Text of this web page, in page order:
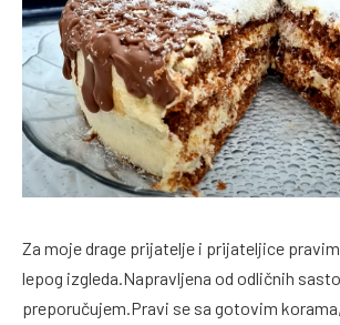
Za moje drage prijatelje i prijateljice
lepog izgleda.Napravljena od odličnih
preporučujem.Pravi se sa gotovim